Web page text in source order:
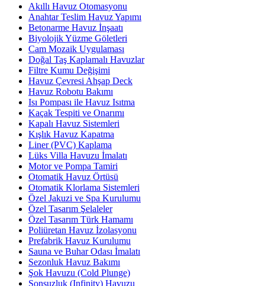
Akıllı Havuz Otomasyonu
Anahtar Teslim Havuz Yapımı
Betonarme Havuz İnşaatı
Biyolojik Yüzme Göletleri
Cam Mozaik Uygulaması
Doğal Taş Kaplamalı Havuzlar
Filtre Kumu Değişimi
Havuz Çevresi Ahşap Deck
Havuz Robotu Bakımı
Isı Pompası ile Havuz Isıtma
Kaçak Tespiti ve Onarımı
Kapalı Havuz Sistemleri
Kışlık Havuz Kapatma
Liner (PVC) Kaplama
Lüks Villa Havuzu İmalatı
Motor ve Pompa Tamiri
Otomatik Havuz Örtüsü
Otomatik Klorlama Sistemleri
Özel Jakuzi ve Spa Kurulumu
Özel Tasarım Şelaleler
Özel Tasarım Türk Hamamı
Poliüretan Havuz İzolasyonu
Prefabrik Havuz Kurulumu
Sauna ve Buhar Odası İmalatı
Sezonluk Havuz Bakımı
Şok Havuzu (Cold Plunge)
Sonsuzluk (Infinity) Havuzu